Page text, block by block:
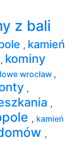
z bali
, kamień
, kominy
wrocław ,
,
,
, kamień
,